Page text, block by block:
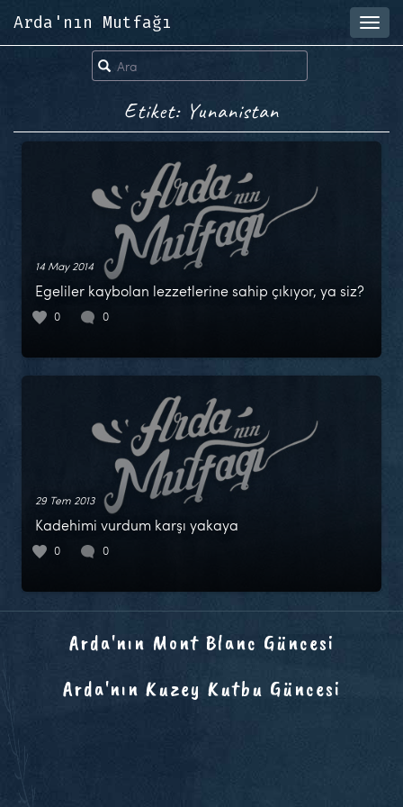
Arda'nın Mutfağı
Etiket: Yunanistan
14 May 2014
Egeliler kaybolan lezzetlerine sahip çıkıyor, ya siz?
0 0
29 Tem 2013
Kadehimi vurdum karşı yakaya
0 0
Arda'nın Mont Blanc Güncesi
Arda'nın Kuzey Kutbu Güncesi